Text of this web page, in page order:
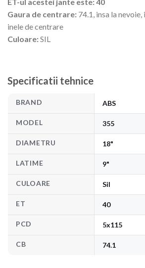
Gaura de centrare: 74.1, insa la
inele de centrare
Culoare:SIL
Specificatii tehnice
BRAND ABS
MODEL 355
DIAMETRU 18"
LATIME 9"
CULOARE Sil
ET 40
PCD 5x115
CB 74.1